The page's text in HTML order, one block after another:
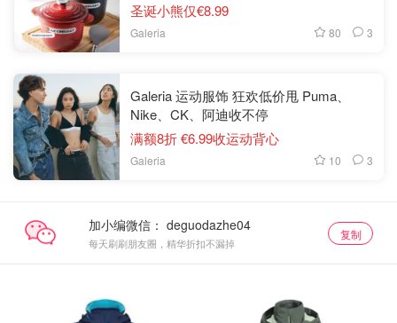
圣诞小熊仅€8.99
Galeria 80 3
Galeria 运动服饰 狂欢低价甩 Puma、
Nike、CK、阿迪收不停
满额8折 €6.99收运动背心
Galeria 10 3
加小编微信：
每天刷刷朋友圈，精华折扣不漏掉
复制